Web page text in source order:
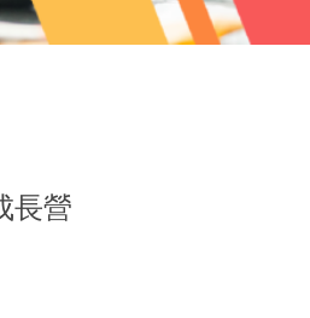
度學海築夢義大利ICIF海外
長營